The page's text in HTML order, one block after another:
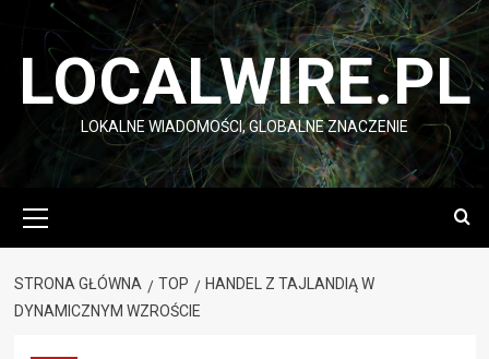
Przejdź
LOCALWIRE.PL
LOKALNE WIADOMOŚCI, GLOBALNE ZNACZENIE
główne
STRONA GŁÓWNA TOP
HANDEL Z TAJLANDIĄ W
DYNAMICZNYM WZROŚCIE